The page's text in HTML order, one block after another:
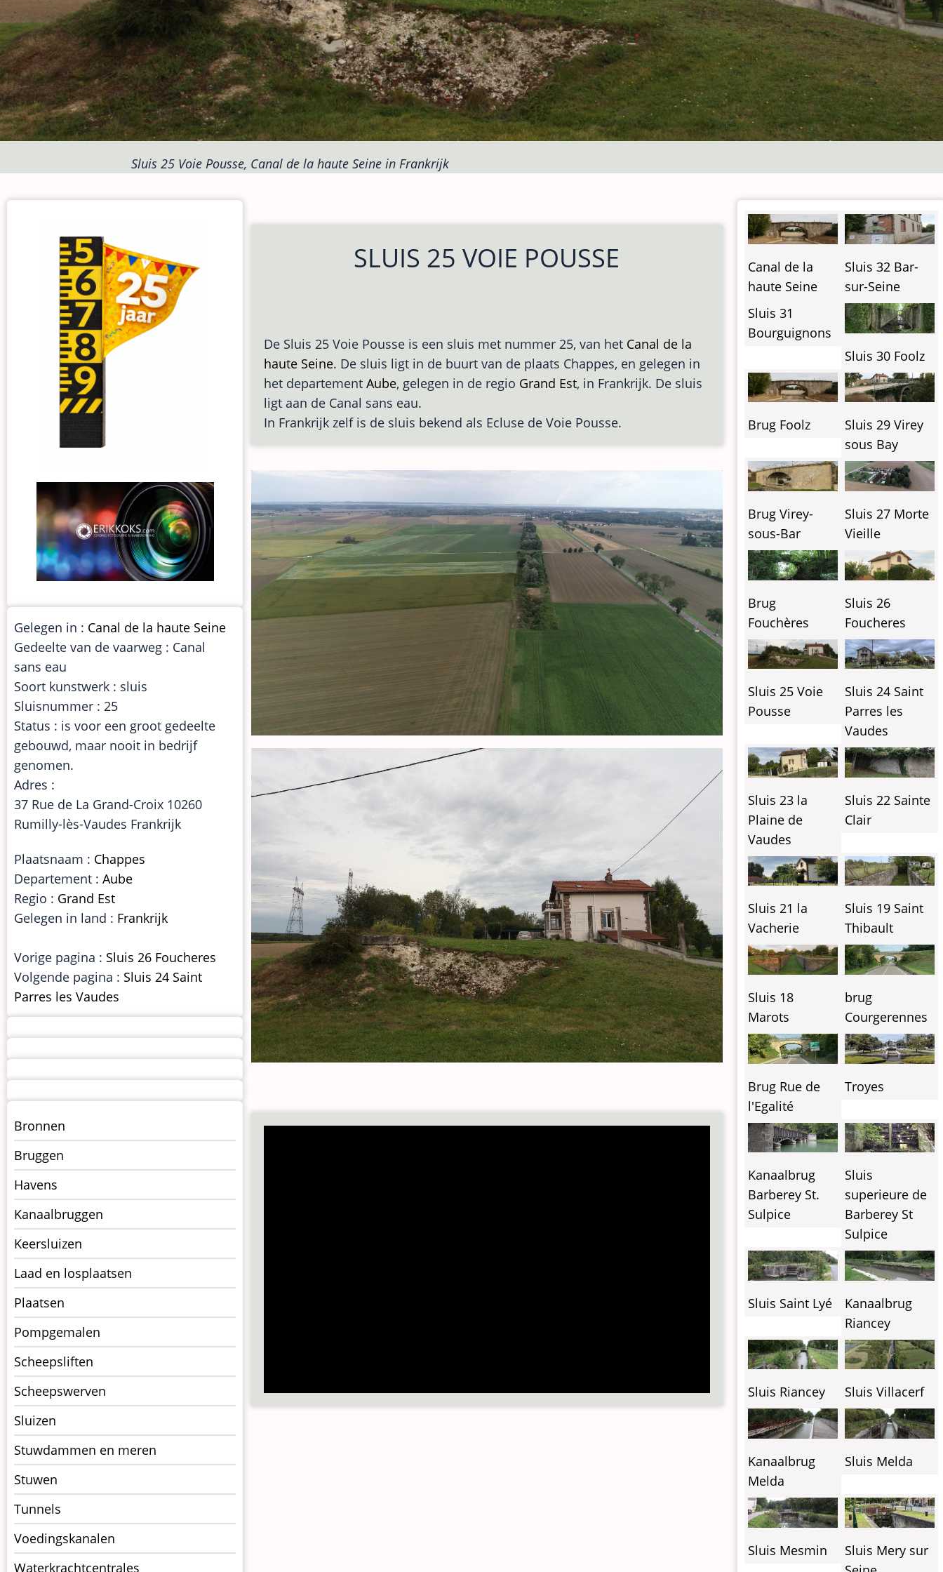
Sluis 25 Voie Pousse, Canal de la haute Seine in Frankrijk
SLUIS 25 VOIE POUSSE
De Sluis 25 Voie Pousse is een sluis met nummer 25, van het Canal de la
haute Seine. De sluis ligt in de buurt van de plaats Chappes, en gelegen in
het departement Aube, gelegen in de regio Grand Est, in Frankrijk. De sluis
ligt aan de Canal sans eau.
In Frankrijk zelf is de sluis bekend als Ecluse de Voie Pousse.
Gelegen in : Canal de la haute Seine
Gedeelte van de vaarweg : Canal
sans eau
Soort kunstwerk : sluis
Sluisnummer : 25
Status : is voor een groot gedeelte
gebouwd, maar nooit in bedrijf
genomen.
Adres :
37 Rue de La Grand-Croix 10260
Rumilly-lès-Vaudes Frankrijk
Plaatsnaam : Chappes
Departement : Aube
Regio : Grand Est
Gelegen in land : Frankrijk
Vorige pagina : Sluis 26 Foucheres
Volgende pagina : Sluis 24 Saint
Parres les Vaudes
Menu
kunstwerken
op
kunstwerkpagina
Bronnen
Bruggen
Havens
Kanaalbruggen
Keersluizen
Laad en losplaatsen
Plaatsen
Pompgemalen
Scheepsliften
Scheepswerven
Sluizen
Stuwdammen en meren
Stuwen
Tunnels
Voedingskanalen
Waterkrachtcentrales
Canal de la
haute Seine
Sluis 32 Bar-
sur-Seine
Sluis 31
Bourguignons
Sluis 30 Foolz
Brug Foolz
Sluis 29 Virey
sous Bay
Brug Virey-
sous-Bar
Sluis 27 Morte
Vieille
Brug
Fouchères
Sluis 26
Foucheres
Sluis 25 Voie
Pousse
Sluis 24 Saint
Parres les
Vaudes
Sluis 23 la
Plaine de
Vaudes
Sluis 22 Sainte
Clair
Sluis 21 la
Vacherie
Sluis 19 Saint
Thibault
Sluis 18
Marots
brug
Courgerennes
Brug Rue de
l'Egalité
Troyes
Kanaalbrug
Barberey St.
Sulpice
Sluis
superieure de
Barberey St
Sulpice
Sluis Saint Lyé
Kanaalbrug
Riancey
Sluis Riancey Sluis Villacerf
Kanaalbrug
Melda
Sluis Melda
Sluis Mesmin
Sluis Mery sur